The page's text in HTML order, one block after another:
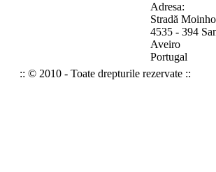
Adresa:
Stradă
4535 - 394
Aveiro
Portugal
:: © 2010 - Toate drepturile rezervate ::